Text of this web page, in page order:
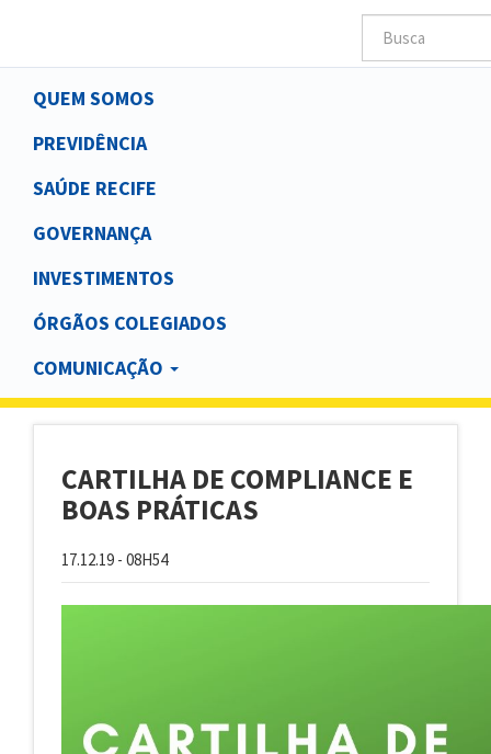
Main
navigation
QUEM SOMOS
PREVIDÊNCIA
SAÚDE RECIFE
GOVERNANÇA
INVESTIMENTOS
ÓRGÃOS COLEGIADOS
COMUNICAÇÃO
CARTILHA DE COMPLIANCE E
BOAS PRÁTICAS
17.12.19 - 08H54